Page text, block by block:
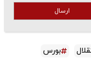
ارسال
بورس